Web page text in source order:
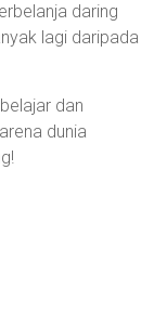
daring
lagi daripada
dan
dunia